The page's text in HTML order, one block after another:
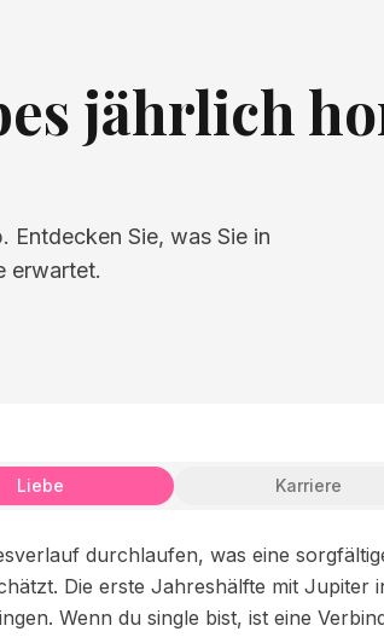
jährlich
Entdecken Sie, was Sie in
erwartet.
Liebe Karriere
durchlaufen, was eine
Die erste Jahreshälfte mit Jupiter
Wenn du single bist, ist eine